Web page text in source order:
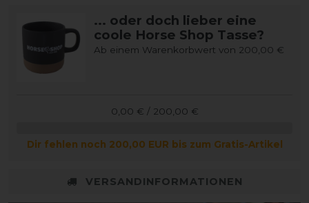
... oder doch lieber eine
coole Horse Shop Tasse?
Ab einem Warenkorbwert von 200,00 €
0,00 € / 200,00 €
Dir fehlen noch 200,00 EUR bis zum Gratis-Artikel
VERSANDINFORMATIONEN